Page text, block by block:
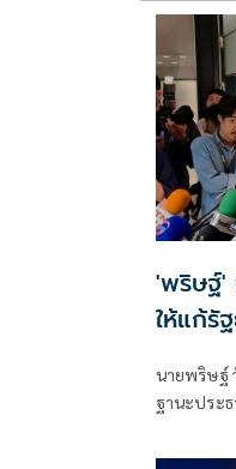
'พริษฐ์'
ให้แก้รั
นายพริษฐ์
ฐานะประ
ร่างของภ